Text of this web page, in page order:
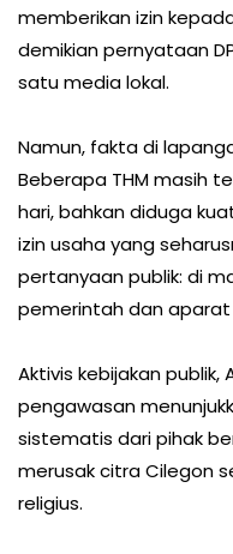
memberikan izin
demikian pernyataan
satu media lokal.
Namun, fakta di
Beberapa THM masih
hari, bahkan diduga
izin usaha yang
pertanyaan publik: di
pemerintah dan
Aktivis kebijakan publik,
pengawasan
sistematis dari pihak
merusak citra Cilegon
religius.